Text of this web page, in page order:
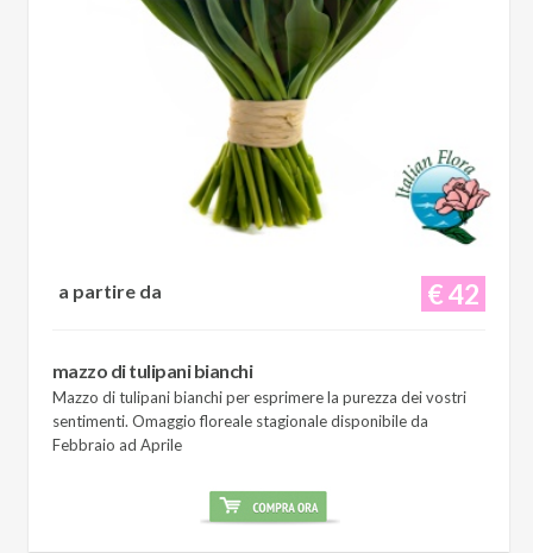
€ 42
a partire da
mazzo di tulipani bianchi
Mazzo di tulipani bianchi per esprimere la purezza dei vostri
sentimenti. Omaggio floreale stagionale disponibile da
Febbraio ad Aprile